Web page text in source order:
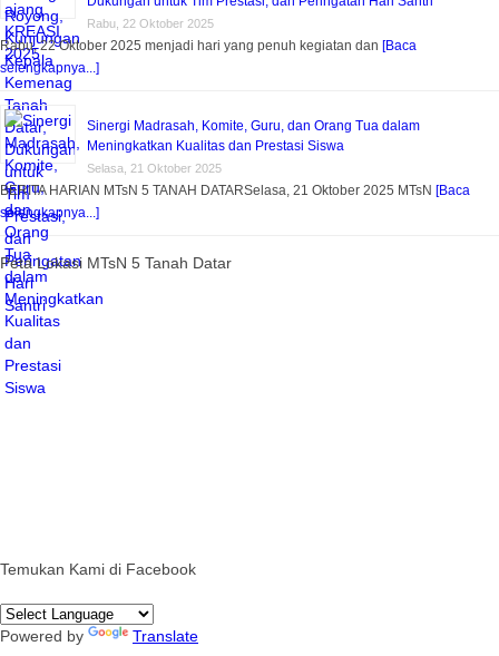
Rabu, 22 Oktober 2025
Rabu, 22 Oktober 2025 menjadi hari yang penuh kegiatan dan [Baca
selengkapnya...]
Sinergi Madrasah, Komite, Guru, dan Orang Tua dalam
Meningkatkan Kualitas dan Prestasi Siswa
Selasa, 21 Oktober 2025
BERITA HARIAN MTsN 5 TANAH DATARSelasa, 21 Oktober 2025 MTsN [Baca
selengkapnya...]
Peta Lokasi MTsN 5 Tanah Datar
Temukan Kami di Facebook
Powered by Translate